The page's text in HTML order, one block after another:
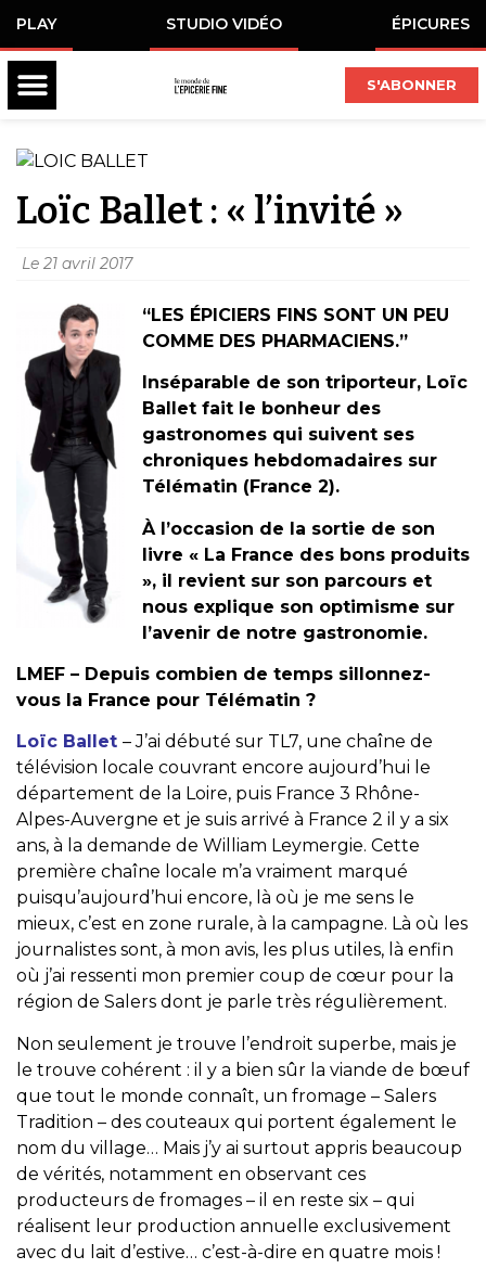
PLAY STUDIO VIDÉO ÉPICURES
S'ABONNER
Loïc Ballet : « l’invité »
Le 21 avril 2017
“LES ÉPICIERS FINS SONT UN PEU
COMME DES PHARMACIENS.”
Inséparable de son triporteur, Loïc
Ballet fait le bonheur des
gastronomes qui suivent ses
chroniques hebdomadaires sur
Télématin (France 2).
À l’occasion de la sortie de son
livre « La France des bons produits
», il revient sur son parcours et
nous explique son optimisme sur
l’avenir de notre gastronomie.
LMEF – Depuis combien de temps sillonnez-
vous la France pour Télématin ?
Loïc Ballet – J’ai débuté sur TL7, une chaîne de
télévision locale couvrant encore aujourd’hui le
département de la Loire, puis France 3 Rhône-
Alpes-Auvergne et je suis arrivé à France 2 il y a six
ans, à la demande de William Leymergie. Cette
première chaîne locale m’a vraiment marqué
puisqu’aujourd’hui encore, là où je me sens le
mieux, c’est en zone rurale, à la campagne. Là où les
journalistes sont, à mon avis, les plus utiles, là enfin
où j’ai ressenti mon premier coup de cœur pour la
région de Salers dont je parle très régulièrement.
Non seulement je trouve l’endroit superbe, mais je
le trouve cohérent : il y a bien sûr la viande de bœuf
que tout le monde connaît, un fromage – Salers
Tradition – des couteaux qui portent également le
nom du village… Mais j’y ai surtout appris beaucoup
de vérités, notamment en observant ces
producteurs de fromages – il en reste six – qui
réalisent leur production annuelle exclusivement
avec du lait d’estive… c’est-à-dire en quatre mois !